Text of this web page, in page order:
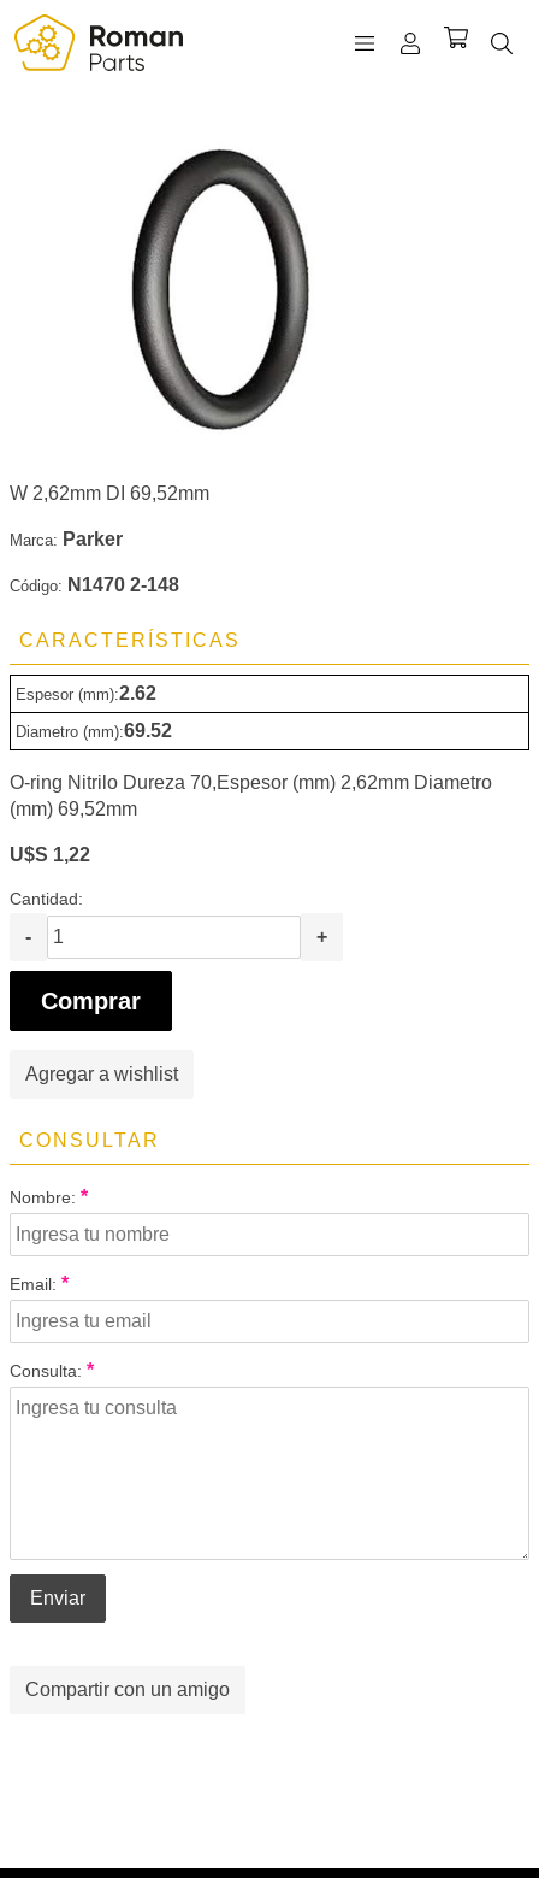
(0)
W 2,62mm DI 69,52mm
Marca: Parker
Código: N1470 2-148
CARACTERÍSTICAS
Espesor (mm):2.62
Diametro (mm):69.52
O-ring Nitrilo Dureza 70,Espesor (mm) 2,62mm Diametro
(mm) 69,52mm
U$S 1,22
Cantidad:
- +
Comprar
Agregar a wishlist
CONSULTAR
Nombre: *
Email: *
Consulta: *
Enviar
Compartir con un amigo